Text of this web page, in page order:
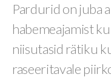
Pardurid on juba
habemeajamist
niisutasid rätiku
raseeritavale